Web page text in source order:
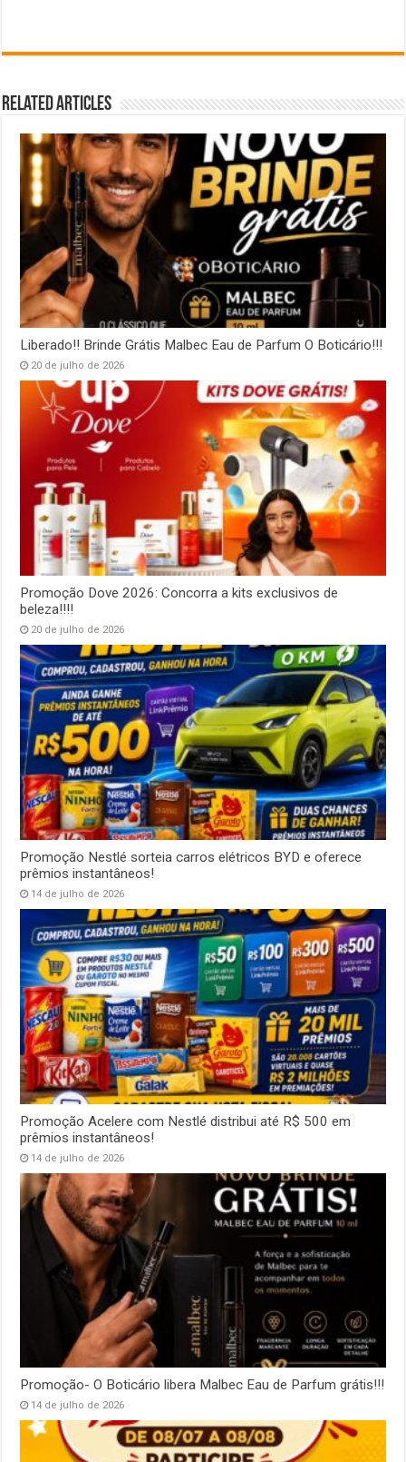
Related Articles
Liberado!! Brinde Grátis Malbec Eau de Parfum O Boticário!!!
20 de julho de 2026
Promoção Dove 2026: Concorra a kits exclusivos de
beleza!!!!
20 de julho de 2026
Promoção Nestlé sorteia carros elétricos BYD e oferece
prêmios instantâneos!
14 de julho de 2026
Promoção Acelere com Nestlé distribui até R$ 500 em
prêmios instantâneos!
14 de julho de 2026
Promoção- O Boticário libera Malbec Eau de Parfum grátis!!!
14 de julho de 2026